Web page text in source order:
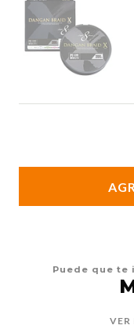
Puede que te
VER